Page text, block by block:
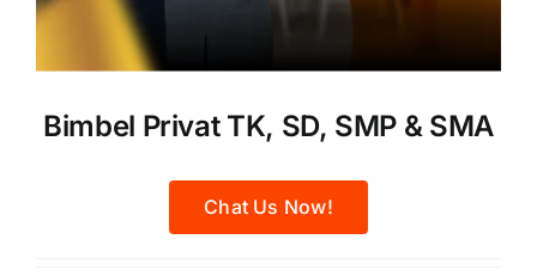
Bimbel Privat TK, SD, SMP & SMA
Chat Us Now!